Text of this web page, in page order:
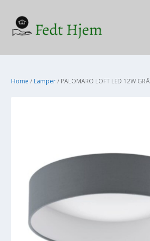
Home / Lamper/ PALOMARO LOFT LED 12W GRÅ